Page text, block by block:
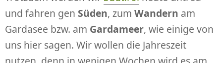
und fahren gen Süden, zum Wandern am
Gardasee bzw. am Gardameer, wie einige von
uns hier sagen. Wir wollen die Jahreszeit